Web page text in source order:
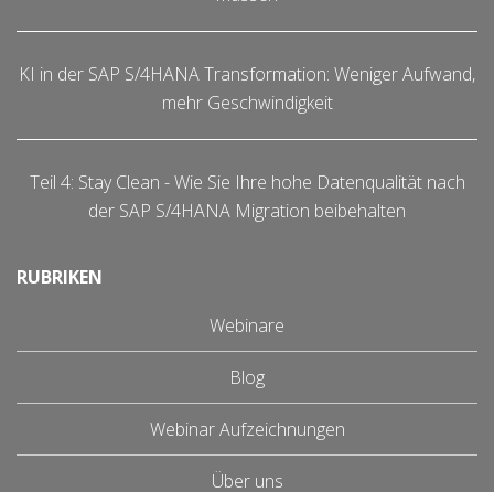
KI in der SAP S/4HANA Transformation: Weniger Aufwand,
mehr Geschwindigkeit
Teil 4: Stay Clean - Wie Sie Ihre hohe Datenqualität nach
der SAP S/4HANA Migration beibehalten
RUBRIKEN
Webinare
Blog
Webinar Aufzeichnungen
Über uns